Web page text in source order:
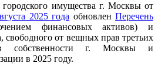
городского имущества г. Москвы от
2025 года обновленПеречень
финансовых активов) и
от вещных прав третьих
собственности г. Москвы и
в 2025 году.